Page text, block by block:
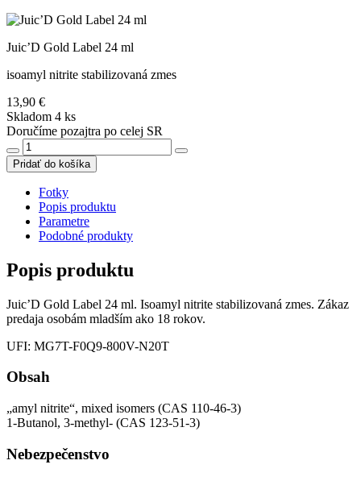
Juic’D Gold Label 24 ml
isoamyl nitrite stabilizovaná zmes
13,90 €
Skladom 4 ks
Doručíme pozajtra po celej SR
Pridať do košíka
Fotky
Popis produktu
Parametre
Podobné produkty
Popis produktu
Juic’D Gold Label 24 ml. Isoamyl nitrite stabilizovaná zmes. Zákaz
predaja osobám mladším ako 18 rokov.
UFI: MG7T-F0Q9-800V-N20T
Obsah
„amyl nitrite“, mixed isomers (CAS 110-46-3)
1-Butanol, 3-methyl- (CAS 123-51-3)
Nebezpečenstvo